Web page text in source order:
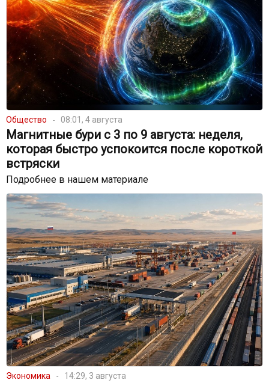
Общество 08:01, 4 августа
Магнитные бури с 3 по 9 августа: неделя,
которая быстро успокоится после короткой
встряски
Подробнее в нашем материале
Экономика 14:29, 3 августа